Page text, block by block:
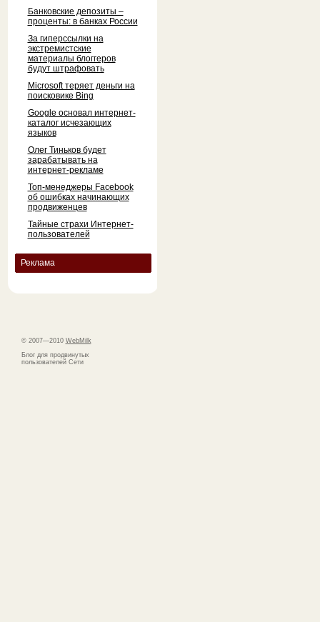
Банковские депозиты –
проценты: в банках России
За гиперссылки на
экстремистские
материалы блоггеров
будут штрафовать
Microsoft теряет деньги на
поисковике Bing
Google основал интернет-
каталог исчезающих
языков
Олег Тиньков будет
зарабатывать на
интернет-рекламе
Топ-менеджеры Facebook
об ошибках начинающих
продвиженцев
Тайные страхи Интернет-
пользователей
Реклама
© 2007—2010 WebMilk
Блог для продвинутых
пользователей Сети